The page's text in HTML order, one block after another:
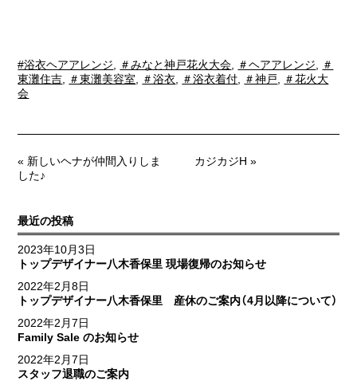
#浴衣ヘアアレンジ ＃みなと神戸花火大会 ＃ヘアアレンジ
＃
東灘住吉
＃東灘美容室 ＃浴衣 ＃浴衣着付 ＃神戸
＃花火大
会
« 新しいヘナが仲間入りしま
した♪
カジカジH »
最近の投稿
2023年10月3日
トップデザイナー八木香保里 現場復帰のお知らせ
2022年2月8日
トップデザイナー八木香保里 産休のご案内（4月以降について）
2022年2月7日
Family Sale のお知らせ
2022年2月7日
スタッフ退職のご案内